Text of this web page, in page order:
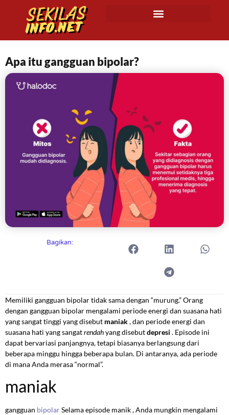
Apa itu gangguan bipolar?
Bagikan:
Memiliki gangguan bipolar tidak sama dengan “murung.” Orang
dengan gangguan bipolar mengalami periode energi dan suasana hati
yang sangat tinggi yang disebut maniak, dan periode energi dan
suasana hati yang sangatrendahyang disebutdepresi . Episode ini
dapat bervariasi panjangnya, tetapi biasanya berlangsung dari
beberapa minggu hingga beberapa bulan. Di antaranya, ada periode
di mana Anda merasa “normal”.
maniak
gangguan bipolarSelama episode manik , Anda mungkin mengalami